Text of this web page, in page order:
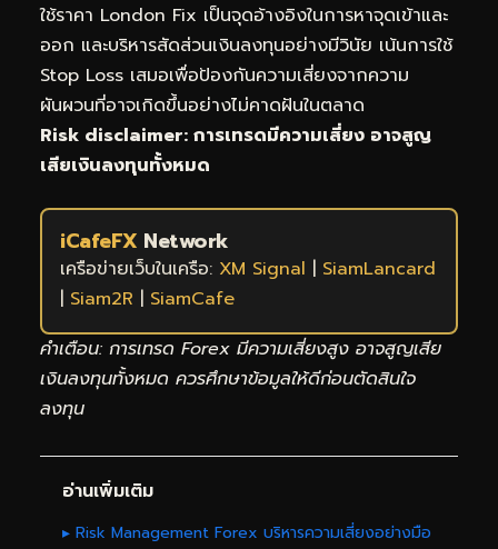
ใช้ราคา London Fix เป็นจุดอ้างอิงในการหาจุดเข้าและ
ออก และบริหารสัดส่วนเงินลงทุนอย่างมีวินัย เน้นการใช้
Stop Loss เสมอเพื่อป้องกันความเสี่ยงจากความ
ผันผวนที่อาจเกิดขึ้นอย่างไม่คาดฝันในตลาด
Risk disclaimer: การเทรดมีความเสี่ยง อาจสูญ
เสียเงินลงทุนทั้งหมด
iCafeFX Network
เครือข่ายเว็บในเครือ: XM Signal | SiamLancard
| Siam2R | SiamCafe
คำเตือน: การเทรด Forex มีความเสี่ยงสูง อาจสูญเสีย
เงินลงทุนทั้งหมด ควรศึกษาข้อมูลให้ดีก่อนตัดสินใจ
ลงทุน
อ่านเพิ่มเติม
▸ Risk Management Forex บริหารความเสี่ยงอย่างมือ